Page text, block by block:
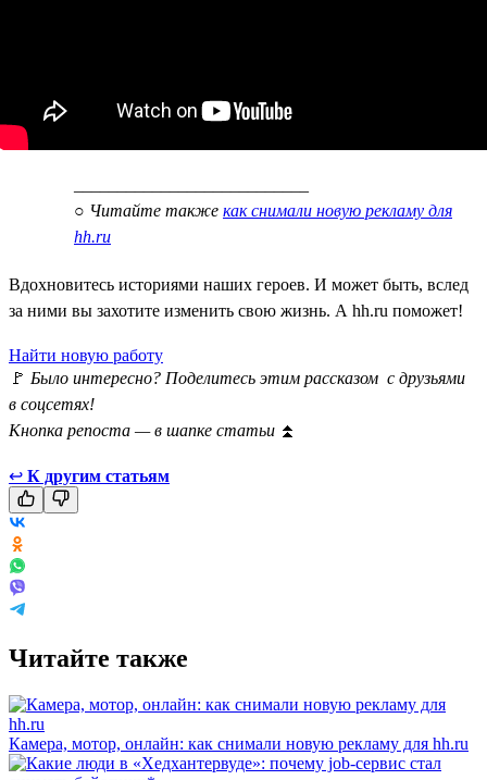
○ Читайте также как снимали новую рекламу для
hh.ru
Вдохновитесь историями наших героев. И может быть, вслед
за ними вы захотите изменить свою жизнь. А hh.ru поможет!
Найти новую работу
🚩 Было интересно? Поделитесь этим рассказом с друзьями
в соцсетях!
Кнопка репоста — в шапке статьи ⏫
↩ К другим статьям
Читайте также
Камера, мотор, онлайн: как снимали новую рекламу для hh.ru